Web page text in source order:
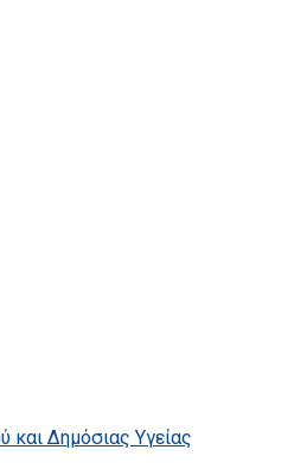
και Δημόσιας Υγείας